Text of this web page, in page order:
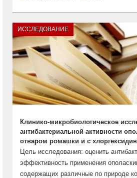
ИССЛЕДОВАНИЕ
Клинико-микробиологическое
антибактериальной активности
отваром ромашки и с
Цель исследования: оценить
эффективность применения
содержащих различные по природе